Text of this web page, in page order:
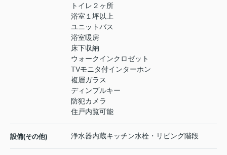
トイレ２ヶ所
浴室１坪以上
ユニットバス
浴室暖房
床下収納
ウォークインクロゼット
TVモニタ付インターホン
複層ガラス
ディンプルキー
防犯カメラ
住戸内覧可能
設備(その他) 浄水器内蔵キッチン水栓・リビング階段